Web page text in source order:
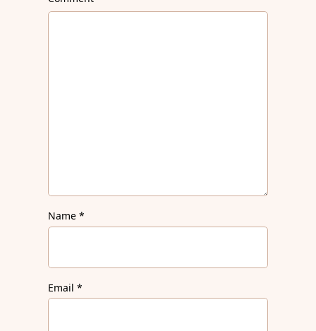
Name *
Email *